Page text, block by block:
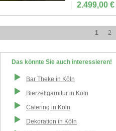
2.499,00 €
1 2
Das könnte Sie auch interessieren!
Bar Theke in Köln
Bierzeltgarnitur in Köln
Catering in Köln
Dekoration in Köln